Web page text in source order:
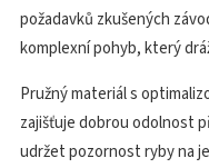
požadavků zkušených
komplexní pohyb, který
Pružný materiál s
zajišťuje dobrou odolnost
udržet pozornost ryby na